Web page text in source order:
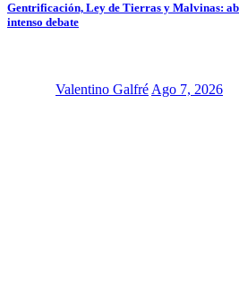
Gentrificación, Ley de Tierras y Malvinas:
intenso debate
Valentino GalfréAgo 7, 2026